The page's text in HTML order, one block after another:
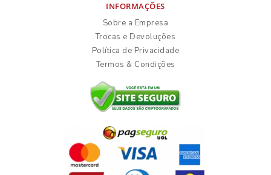
INFORMAÇÕES
Sobre a Empresa
Trocas e Devoluções
Política de Privacidade
Termos & Condições